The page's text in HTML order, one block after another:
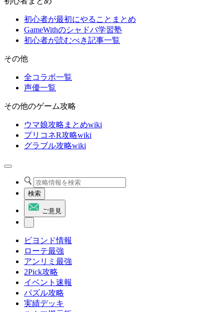
初心者が最初にやることまとめ
GameWithのシャドバ学習塾
初心者が読むべき記事一覧
その他
全コラボ一覧
声優一覧
その他のゲーム攻略
ウマ娘攻略まとめwiki
プリコネR攻略wiki
グラブル攻略wiki
検索
ご意見
ビヨンド情報
ローテ最強
アンリミ最強
2Pick攻略
イベント速報
パズル攻略
実績デッキ